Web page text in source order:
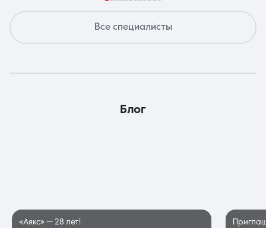
Все специалисты
блог
«Аякс» — 28 лет!